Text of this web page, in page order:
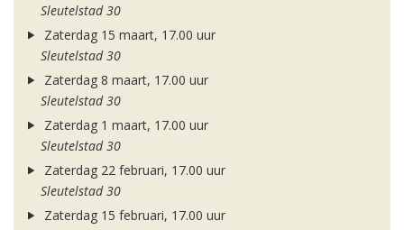
Sleutelstad 30
Zaterdag 15 maart, 17.00 uur
Sleutelstad 30
Zaterdag 8 maart, 17.00 uur
Sleutelstad 30
Zaterdag 1 maart, 17.00 uur
Sleutelstad 30
Zaterdag 22 februari, 17.00 uur
Sleutelstad 30
Zaterdag 15 februari, 17.00 uur